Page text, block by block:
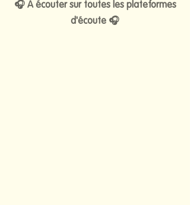
🎧 A écouter sur toutes les plateformes
d'écoute 🎧